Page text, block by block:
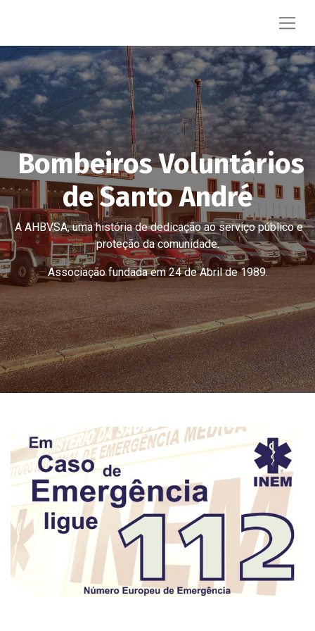
Bombeiros Voluntários
de Santo André
A AHBVSA, uma história de dedicação ao serviço público e
proteção da comunidade.
Associação fundada em 24 de Abril de 1989.